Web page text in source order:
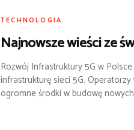
TECHNOLOGIA
Najnowsze wieści ze
Rozwój Infrastruktury 5G w
infrastrukturę sieci 5G.
ogromne środki w budowę